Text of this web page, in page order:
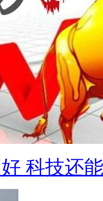
科技还